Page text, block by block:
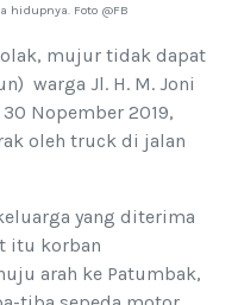
hidupnya. Foto @FB
mujur tidak dapat
warga Jl. H. M. Joni
Nopember 2019,
oleh truck di jalan
yang diterima
itu korban
arah ke Patumbak,